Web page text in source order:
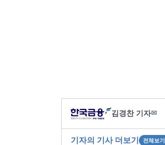
김경찬 기자✉
기자의 기사 더보기 전체보기